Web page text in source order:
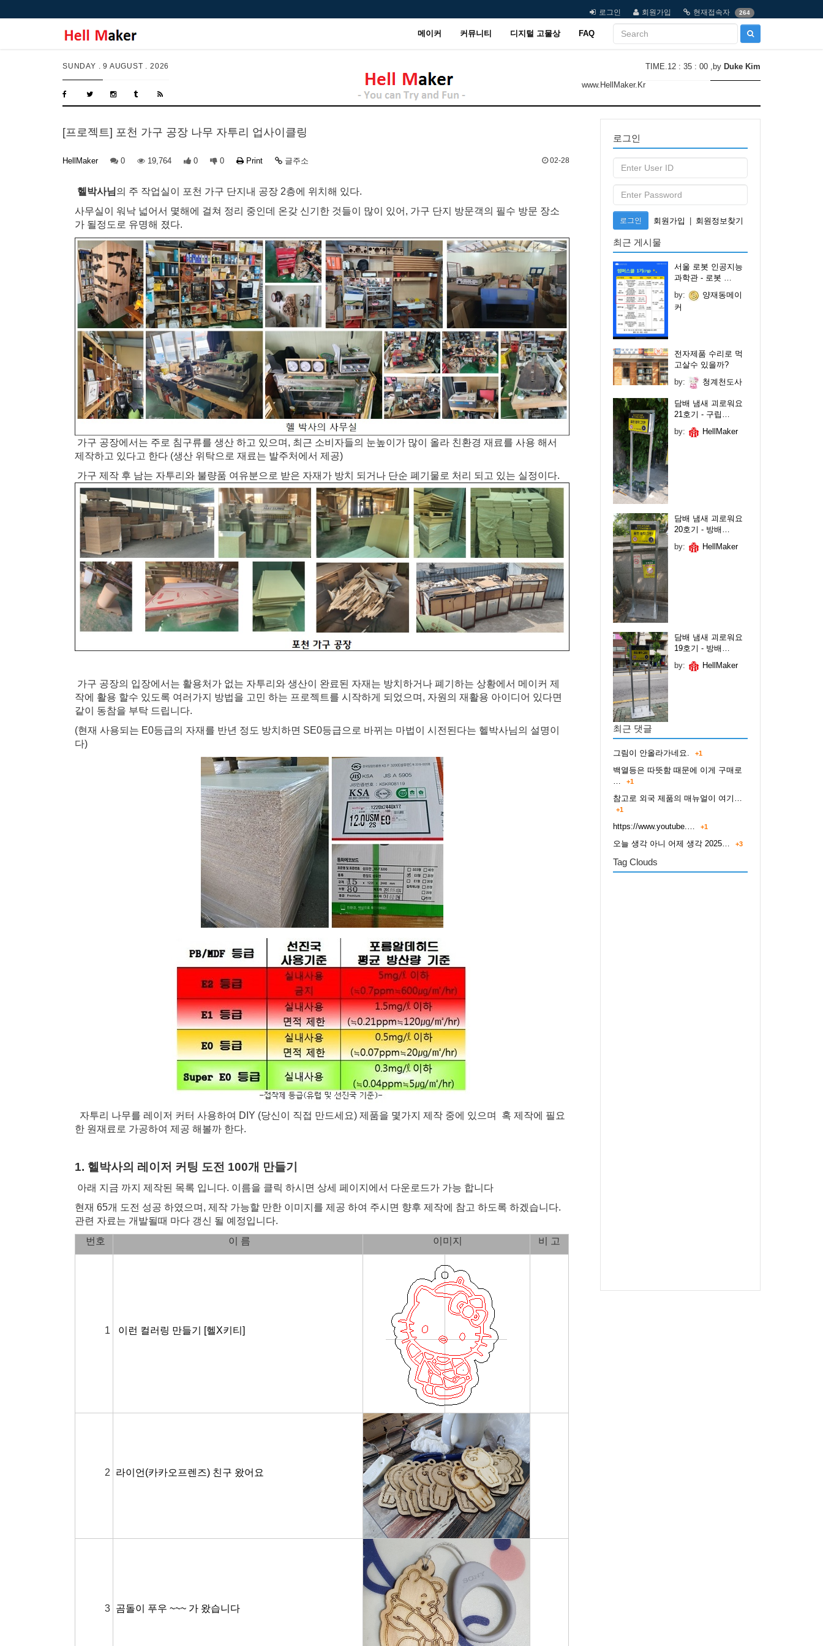
로그인 회원가입 현재접속자 264
메이커 커뮤니티 디지털 고물상 FAQ
SUNDAY .9 AUGUST . 2026 TIME.12 : 35 : 00 ,by Duke Kim
www.HellMaker.Kr
[프로젝트] 포천 가구 공장 나무 자투리 업사이클링
HellMaker 0 19,764 0 0 Print 글주소 02-28
헬박사님의 주 작업실이 포천 가구 단지내 공장 2층에 위치해 있다.
사무실이 워낙 넓어서 몇해에 걸쳐 정리 중인데 온갖 신기한 것들이 많이 있어, 가구 단지 방문객의 필수 방문 장소
가 될정도로 유명해 졌다.
가구 공장에서는 주로 침구류를 생산 하고 있으며, 최근 소비자들의 눈높이가 많이 올라 친환경 재료를 사용 해서
제작하고 있다고 한다 (생산 위탁으로 재료는 발주처에서 제공)
가구 제작 후 남는 자투리와 불량품 여유분으로 받은 자재가 방치 되거나 단순 폐기물로 처리 되고 있는 실정이다.
가구 공장의 입장에서는 활용처가 없는 자투리와 생산이 완료된 자재는 방치하거나 폐기하는 상황에서 메이커 제
작에 활용 할수 있도록 여러가지 방법을 고민 하는 프로젝트를 시작하게 되었으며, 자원의 재활용 아이디어 있다면
같이 동참을 부탁 드립니다.
(현재 사용되는 E0등급의 자재를 반년 정도 방치하면 SE0등급으로 바뀌는 마법이 시전된다는 헬박사님의 설명이
다)
자투리 나무를 레이저 커터 사용하여 DIY (당신이 직접 만드세요) 제품을 몇가지 제작 중에 있으며 혹 제작에 필요
한 원재료로 가공하여 제공 해볼까 한다.
1. 헬박사의 레이저 커팅 도전 100개 만들기
아래 지금 까지 제작된 목록 입니다. 이름을 클릭 하시면 상세 페이지에서 다운로드가 가능 합니다
현재 65개 도전 성공 하였으며, 제작 가능할 만한 이미지를 제공 하여 주시면 향후 제작에 참고 하도록 하겠습니다.
관련 자료는 개발될때 마다 갱신 될 예정입니다.
번호
이 름 이미지 비 고
1 이런 컬러링 만들기 [헬X키티]
2 라이언(카카오프렌즈) 친구 왔어요
3 곰돌이 푸우 ~~~ 가 왔습니다
로그인
로그인 회원가입 회원정보찾기
최근 게시물
서울 로봇 인공지능
과학관 - 로봇 …
by:
양재동메이
커
전자제품 수리로 먹
고살수 있을까?
by:
청계천도사
담배 냄새 괴로워요
21호기 - 구립…
by:
HellMaker
담배 냄새 괴로워요
20호기 - 방배…
by:
HellMaker
담배 냄새 괴로워요
19호기 - 방배…
by:
HellMaker
최근 댓글
그림이 안올라가네요. +1
백열등은 따뜻함 때문에 이게 구매로
…
+1
참고로 외국 제품의 매뉴얼이 여기…
+1
https://www.youtube.… +1
오늘 생각 아니 어제 생각 2025… +3
Tag Clouds